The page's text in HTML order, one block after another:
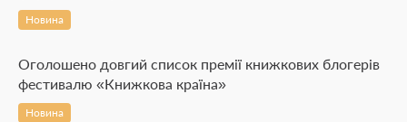
Новина
Оголошено довгий список премії книжкових блогерів
фестивалю «Книжкова країна»
Новина